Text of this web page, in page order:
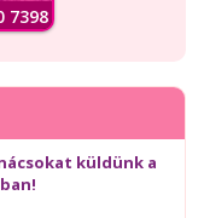
7398
küldünk a